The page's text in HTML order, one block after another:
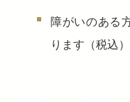
障がいのある
ります（税込）